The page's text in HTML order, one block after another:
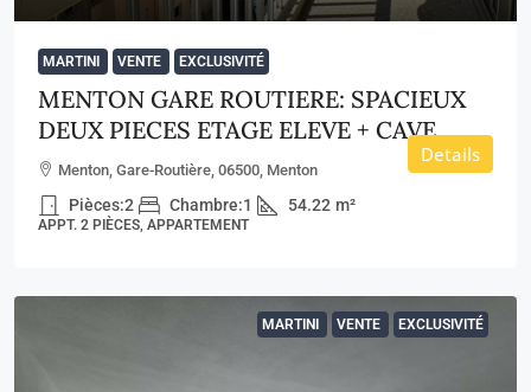
MARTINI VENTE EXCLUSIVITÉ
MENTON GARE ROUTIERE: SPACIEUX
DEUX PIECES ETAGE ELEVE + CAVE
Menton, Gare-Routière, 06500, Menton
Pièces:2 Chambre:1 54.22 m²
APPT. 2 PIÈCES, APPARTEMENT
Details
MARTINI VENTE EXCLUSIVITÉ